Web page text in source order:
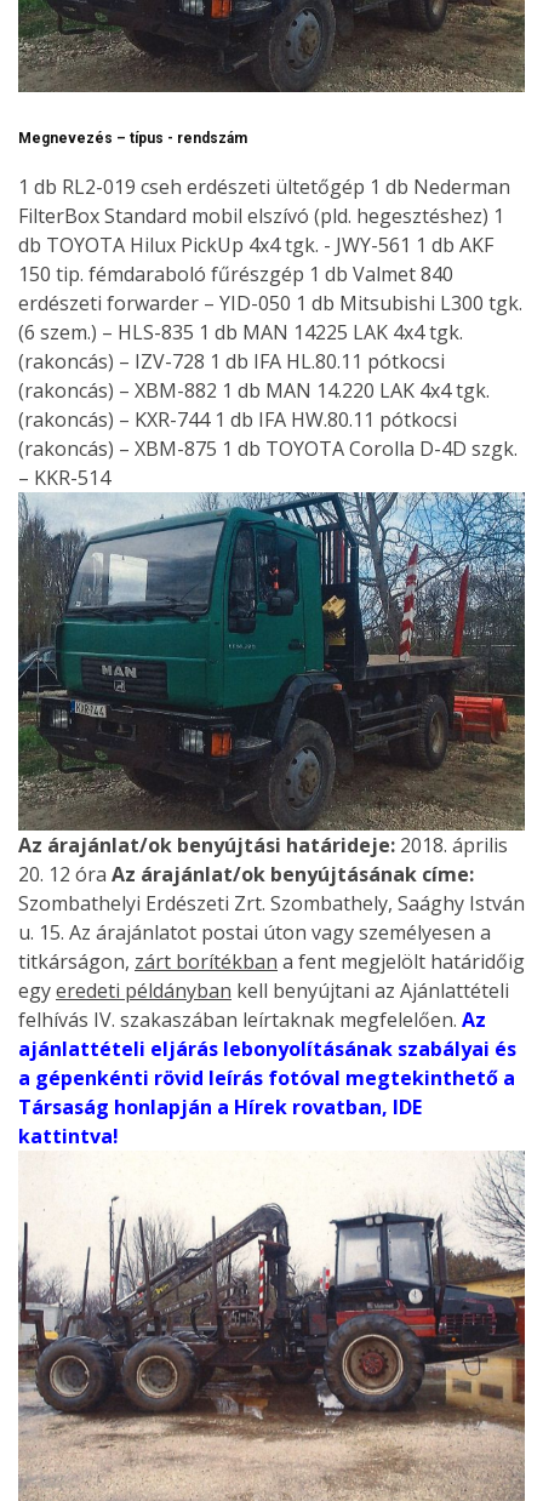
Megnevezés – típus - rendszám
1 db RL2-019 cseh erdészeti ültetőgép 1 db Nederman
FilterBox Standard mobil elszívó (pld. hegesztéshez) 1
db TOYOTA Hilux PickUp 4x4 tgk. - JWY-561 1 db AKF
150 tip. fémdaraboló fűrészgép 1 db Valmet 840
erdészeti forwarder – YID-050 1 db Mitsubishi L300 tgk.
(6 szem.) – HLS-835 1 db MAN 14225 LAK 4x4 tgk.
(rakoncás) – IZV-728 1 db IFA HL.80.11 pótkocsi
(rakoncás) – XBM-882 1 db MAN 14.220 LAK 4x4 tgk.
(rakoncás) – KXR-744 1 db IFA HW.80.11 pótkocsi
(rakoncás) – XBM-875 1 db TOYOTA Corolla D-4D szgk.
– KKR-514
Az árajánlat/ok benyújtási határideje: 2018. április
20. 12 óra Az árajánlat/ok benyújtásának címe:
Szombathelyi Erdészeti Zrt. Szombathely, Saághy István
u. 15. Az árajánlatot postai úton vagy személyesen a
titkárságon, zárt borítékban a fent megjelölt határidőig
egyeredeti példányban kell benyújtani az Ajánlattételi
felhívás IV. szakaszában leírtaknak megfelelően. Az
ajánlattételi eljárás lebonyolításának szabályai és
a gépenkénti rövid leírás fotóval megtekinthető a
Társaság honlapján a Hírek rovatban, IDE
kattintva!